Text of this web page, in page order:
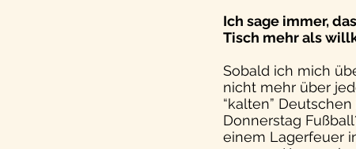
Ich sage immer,
Tisch mehr als
Sobald ich mich
nicht mehr über
“kalten”
Donnerstag
einem Lagerfeuer